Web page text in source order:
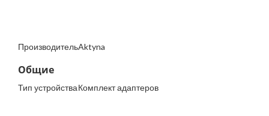
ПроизводительAktyna
Общие
Тип устройстваКомплект адаптеров